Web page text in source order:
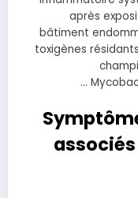
après
bâtiment
toxigènes
11